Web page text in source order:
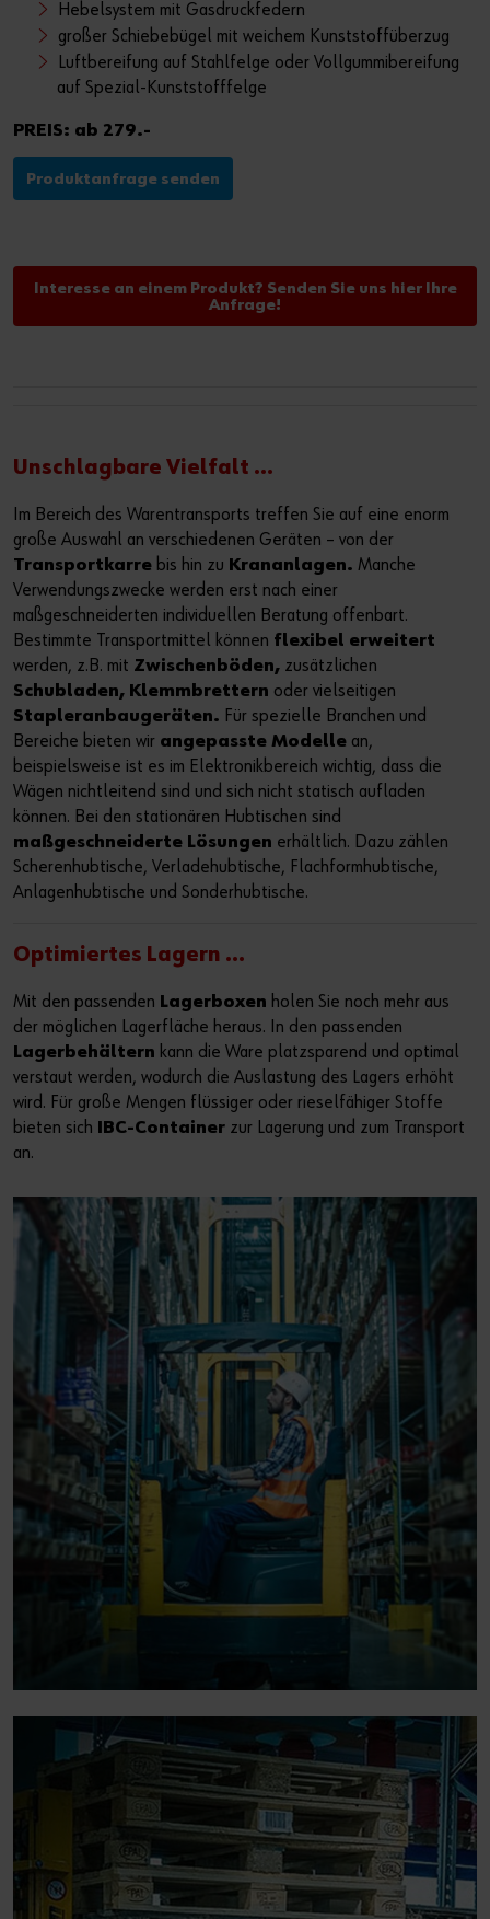
Hebelsystem mit Gasdruckfedern
großer Schiebebügel mit weichem Kunststoffüberzug
Luftbereifung auf Stahlfelge oder Vollgummibereifung
auf Spezial-Kunststofffelge
PREIS: ab 279.-
Produktanfrage senden
Interesse an einem Produkt? Senden Sie uns hier Ihre
Anfrage!
Unschlagbare Vielfalt ...
Im Bereich des Warentransports treffen Sie auf eine enorm
große Auswahl an verschiedenen Geräten – von der
Transportkarre bis hin zu Krananlagen. Manche
Verwendungszwecke werden erst nach einer
maßgeschneiderten individuellen Beratung offenbart.
Bestimmte Transportmittel können flexibel erweitert
werden, z.B. mit Zwischenböden, zusätzlichen
Schubladen, Klemmbrettern oder vielseitigen
Stapleranbaugeräten. Für spezielle Branchen und
Bereiche bieten wir angepasste Modelle an,
beispielsweise ist es im Elektronikbereich wichtig, dass die
Wägen nichtleitend sind und sich nicht statisch aufladen
können. Bei den stationären Hubtischen sind
maßgeschneiderte Lösungen erhältlich. Dazu zählen
Scherenhubtische, Verladehubtische, Flachformhubtische,
Anlagenhubtische und Sonderhubtische.
Optimiertes Lagern ...
Mit den passenden Lagerboxen holen Sie noch mehr aus
der möglichen Lagerfläche heraus. In den passenden
Lagerbehältern kann die Ware platzsparend und optimal
verstaut werden, wodurch die Auslastung des Lagers erhöht
wird. Für große Mengen flüssiger oder rieselfähiger Stoffe
bieten sich
IBC-Container zur Lagerung und zum Transport
an.